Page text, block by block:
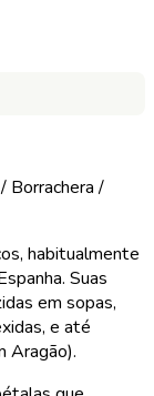
Borrachera /
habitualmente
Suas
em sopas,
e até
Aragão).